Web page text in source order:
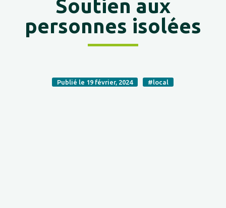
Soutien aux
personnes isolées
Publié le 19 février, 2024 #local